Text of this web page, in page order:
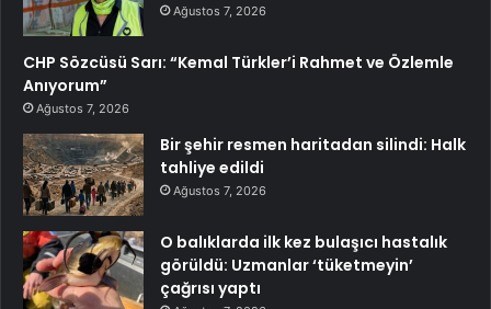
Ağustos 7, 2026
CHP Sözcüsü Sarı: “Kemal Türkler’i Rahmet ve Özlemle
Anıyorum”
Ağustos 7, 2026
Bir şehir resmen haritadan silindi: Halk
tahliye edildi
Ağustos 7, 2026
O balıklarda ilk kez bulaşıcı hastalık
görüldü: Uzmanlar ‘tüketmeyin’
çağrısı yaptı